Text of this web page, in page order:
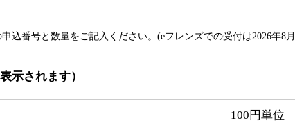
込番号と数量をご記入ください。(eフレンズでの受付は2026年8月
示されます）
100円単位